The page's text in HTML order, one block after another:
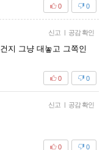
0
0
신고 | 공감 확인
지 그냥 대놓고 그쪽인
0
0
신고 | 공감 확인
0
0